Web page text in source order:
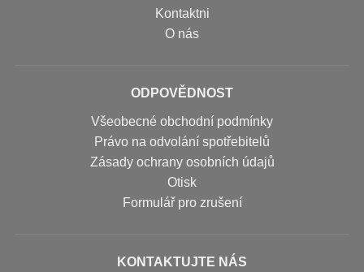
Kontaktni
O nás
ODPOVĚDNOST
Všeobecné obchodní podmínky
Právo na odvolání spotřebitelů
Zásady ochrany osobních údajů
Otisk
Formulář pro zrušení
KONTAKTUJTE NÁS